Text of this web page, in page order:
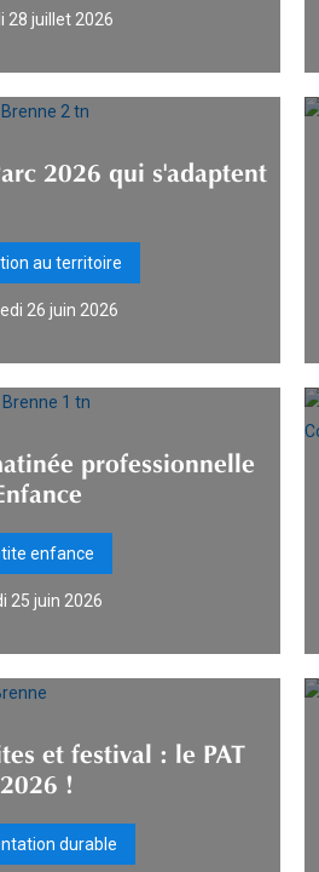
28 juillet 2026
2026 qui s'adaptent
au territoire
26 juin 2026
professionnelle
enfance
25 juin 2026
et festival : le PAT
2026 !
durable